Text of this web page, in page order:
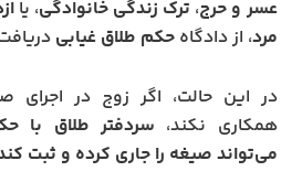
عسر و حرج، ترک زندگی خانوادگی، یا
مرد، از دادگاهحکم طلاق غیابی
در این حالت، اگر زوج در اجرای
همکاری نکند، سردفتر طلاق با
می‌تواند صیغه را جاری کرده و ثبت